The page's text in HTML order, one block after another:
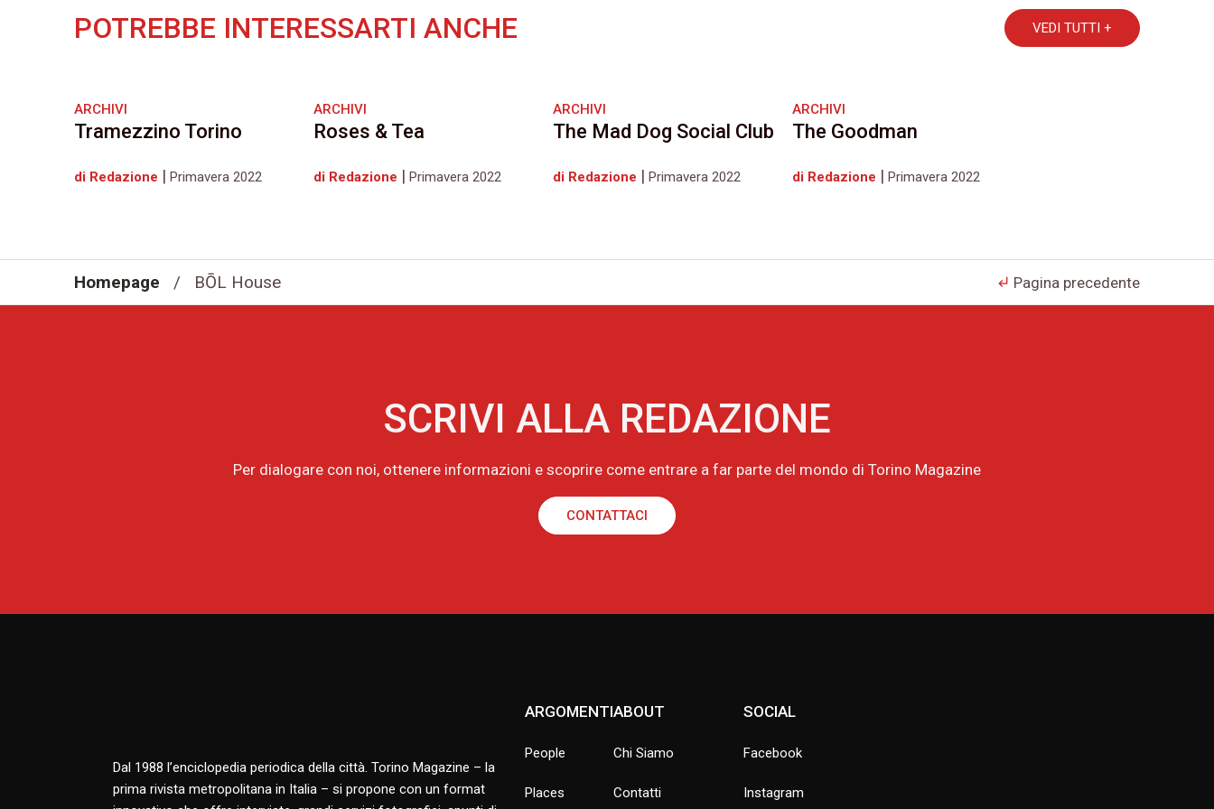
POTREBBE INTERESSARTI ANCHE VEDI TUTTI +
ARCHIVI
Tramezzino Torino
di Redazione | Primavera 2022
ARCHIVI
Roses & Tea
di Redazione | Primavera 2022
ARCHIVI
The Mad Dog Social Club
di Redazione | Primavera 2022
ARCHIVI
The Goodman
di Redazione | Primavera 2022
Homepage / BŌL House subdirectory_arrow_left Pagina precedente
SCRIVI ALLA REDAZIONE
Per dialogare con noi, ottenere informazioni e scoprire come entrare a far parte del mondo di Torino Magazine
CONTATTACI
Dal 1988 l’enciclopedia periodica della città. Torino Magazine – la
prima rivista metropolitana in Italia – si propone con un format
ARGOMENTI
People
Places
ABOUT
Chi Siamo
Contatti
SOCIAL
Facebook
Instagram